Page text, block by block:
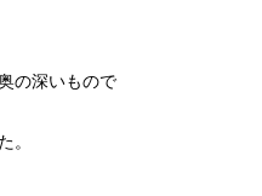
の深いもので
。